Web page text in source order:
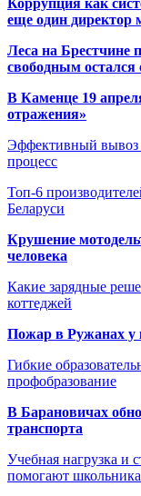
еще один директор
Леса на Брестчине
свободным остался
В Каменце 19
отражения»
Эффективный вывоз
процесс
Топ-6
Беларуси
Крушение
человека
Какие зарядные
коттеджей
Пожар в Ружанах у
Гибкие
профобразование
В Барановичах
транспорта
Учебная нагрузка и
помогают